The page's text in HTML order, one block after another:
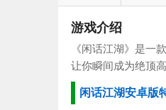
游戏介绍
《闲话江湖》是一
让你瞬间成为绝顶
闲话江湖安卓版